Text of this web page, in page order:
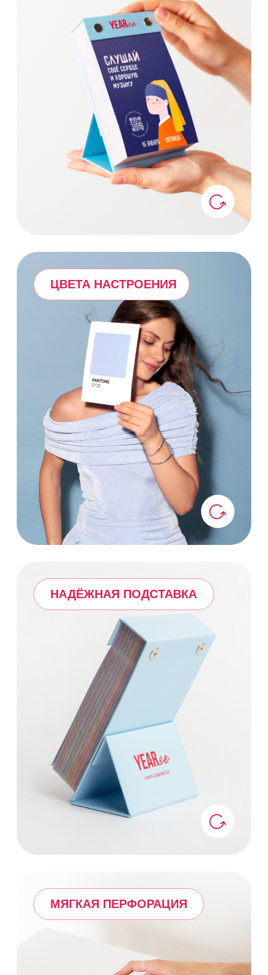
и гармонично. Создана, чтобы
оберегать твои страницы.
МЯГКАЯ ПЕРФОРАЦИЯ
МЯГКАЯ ПЕРФОРАЦИЯ
ПЛОТНАЯ БУМАГА
Приятная на ощупь, красивая
и гладкая, чтобы приносить
тактильное удовольствие.
ПЛОТНАЯ БУМАГА
ощущение уюта и тепла;
внимание к деталям;
вдохновляющие послания и
смыслы;
тактильную радость от каждого
прикосновения;
минималистичный, красивый дизайн
и ручные иллюстрации;
желание делиться чем‑то
особенным.
Yearee создан
для тех, кто ценит:
КУПИТЬ КАЛЕНДАРЬ